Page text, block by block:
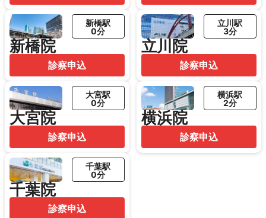
新橋院
新橋駅
0分
診察申込
立川院
立川駅
3分
診察申込
大宮院
大宮駅
0分
診察申込
横浜院
横浜駅
2分
診察申込
千葉院
千葉駅
0分
診察申込